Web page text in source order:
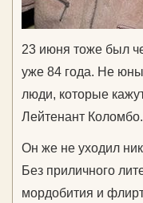
23 июня тоже был
уже 84 года. Не
люди, которые
Лейтенант Коломбо.
Он же не уходил
Без приличного
мордобития и